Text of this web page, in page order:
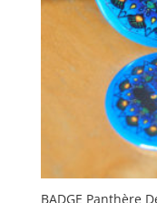
BADGE Panthère